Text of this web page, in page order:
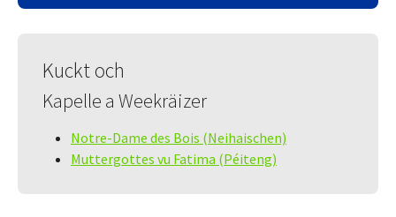
Kuckt och
Kapelle a Weekräizer
Notre-Dame des Bois (Neihaischen)
Muttergottes vu Fatima (Péiteng)